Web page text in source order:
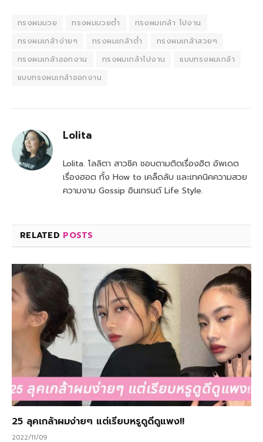
ทรงผมมวย ทรงผมมวยต่ำ
ทรงผมเกล้า ไปงาน
ทรงผมเกล้าง่ายๆ
ทรงผมเกล้าต่ำ
ทรงผมเกล้าสวยๆ
ทรงผมเกล้าออกงาน
ทรงผมเกล้าไปงาน
แบบทรงผมเกล้า
แบบทรงผมเกล้าออกงาน
Lolita
Lolita. โลลิตา สาวชิค ชอบตามติดเรื่องฮิต อัพเดต
เรื่องฮอต ทั้ง How to เคล็ดลับ และเทคนิคความสวย
ความงาม Gossip อินเทรนด์ Life Style.
RELATED POSTS
25 ลุคเกล้าผมง่ายๆ แต่เรียบหรูดูดีดูแพง!!
2022/11/09